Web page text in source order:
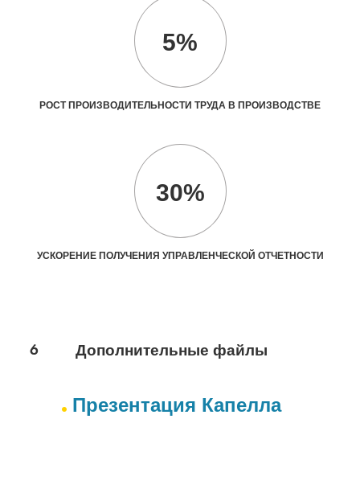
5%
РОСТ ПРОИЗВОДИТЕЛЬНОСТИ ТРУДА В ПРОИЗВОДСТВЕ
30%
УСКОРЕНИЕ ПОЛУЧЕНИЯ УПРАВЛЕНЧЕСКОЙ ОТЧЕТНОСТИ
6 Дополнительные файлы
Презентация Капелла